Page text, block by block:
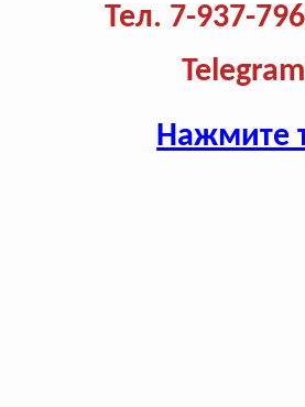
Тел. 7-937-
Нажмите